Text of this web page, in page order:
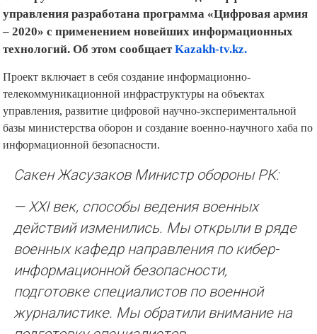
управления разработана программа «Цифровая армия
– 2020» с применением новейших информационных
технологий. Об этом сообщаетKazakh-tv.kz.
Проект включает в себя создание информационно-
телекоммуникационной инфраструктуры на объектах
управления, развитие цифровой научно-экспериментальной
базы министерства оборон и создание военно-научного хаба по
информационной безопасности.
Сакен Жасузаков Министр обороны РК:
— XXI век, способы ведения военных
действий изменились. Мы открыли в ряде
военных кафедр направления по кибер-
информационной безопасности,
подготовке специалистов по военной
журналистике. Мы обратили внимание на